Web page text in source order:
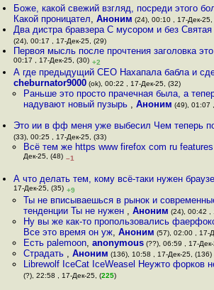
Боже, какой свежий взгляд, посреди этого
Какой проницател,Аноним (24), 00:10 , 17-Дек-25,
Два дистра бравзера С мусором и без Святая
(24), 00:17 , 17-Дек-25, (29)
Первоя мысль после прочтения заголовка
00:17 , 17-Дек-25, (30) +2
А где предыдущий CEO Нахапала бабла и
cheburnator9000 (ok), 00:22 , 17-Дек-25, (32)
Раньше это просто прачечная была, а
надувают новый пузырь , Аноним (49), 01:07
Это ии в фф меня уже выбесил Чем теперь
(33), 00:25 , 17-Дек-25, (33)
Всё тем же https www firefox com ru features
Дек-25, (48) –1
А что делать тем, кому всё-таки нужен
17-Дек-25, (35) +9
Ты не вписываешься в рынок и
тенденции Ты не нужен , Аноним (24), 00:42 ,
Ну вы же как-то пропользовались
Все это время он уж, Аноним (57), 02:00 , 17-
Есть palemoon, anonymous(??), 06:59 , 17-
Страдать , Аноним (136), 10:58 , 17-Дек-25, (136)
Librewolf IceCat IceWeasel Неужто форков
(?), 22:58 , 17-Дек-25, (225)